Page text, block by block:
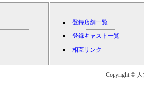
登録店舗一覧
登録キャスト一覧
相互リンク
Copyright © 人